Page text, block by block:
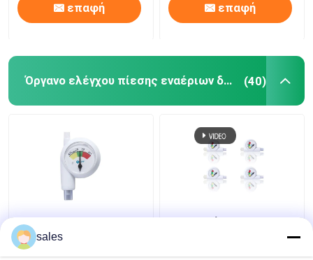
επαφή επαφή
Όργανο ελέγχου πίεσης εναέριων διαδρόμων (40)
Intubation μανσέτα
ETT μανόμετρων
οργάνων ελέγχου
Μίας χρήσης Intracuff
sales